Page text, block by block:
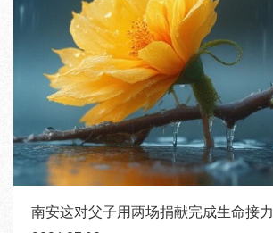
南安这对父子用两场捐献完成生命接力